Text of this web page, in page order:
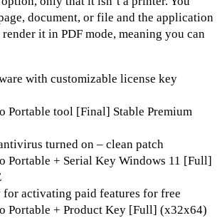
document, or file and the application
it in PDF mode, meaning you can
with customizable license key
Portable tool [Final] Stable Premium
turned on – clean patch
Portable + Serial Key Windows 11 [Full]
activating paid features for free
Portable + Product Key [Full] (x32x64)